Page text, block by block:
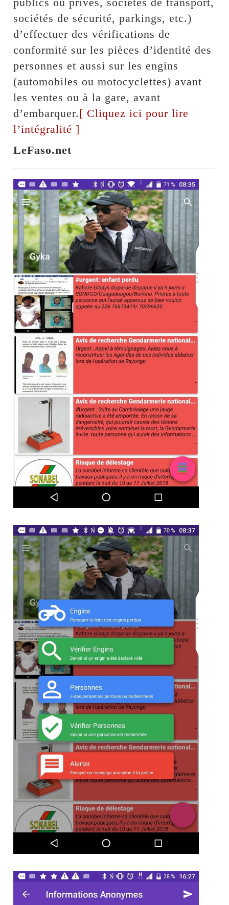
sociétés de sécurité, parkings, etc.)
d’effectuer des vérifications de
conformité sur les pièces d’identité des
personnes et aussi sur les engins
(automobiles ou motocyclettes) avant
les ventes ou à la gare, avant
d’embarquer.[ Cliquez ici pour lire
l’intégralité ]
LeFaso.net